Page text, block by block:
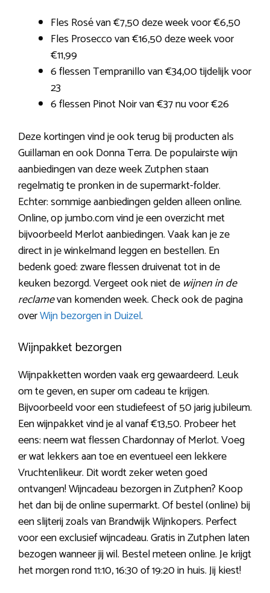
Fles Rosé van €7,50 deze week voor €6,50
Fles Prosecco van €16,50 deze week voor
€11,99
6 flessen Tempranillo van €34,00 tijdelijk voor
23
6 flessen Pinot Noir van €37 nu voor €26
Deze kortingen vind je ook terug bij producten als
Guillaman en ook Donna Terra. De populairste wijn
aanbiedingen van deze week Zutphen staan
regelmatig te pronken in de supermarkt-folder.
Echter: sommige aanbiedingen gelden alleen online.
Online, op jumbo.com vind je een overzicht met
bijvoorbeeld Merlot aanbiedingen. Vaak kan je ze
direct in je winkelmand leggen en bestellen. En
bedenk goed: zware flessen druivenat tot in de
keuken bezorgd. Vergeet ook niet de wijnen in de
reclamevan komenden week. Check ook de pagina
overWijn bezorgen in Duizel.
Wijnpakket bezorgen
Wijnpakketten worden vaak erg gewaardeerd. Leuk
om te geven, en super om cadeau te krijgen.
Bijvoorbeeld voor een studiefeest of 50 jarig jubileum.
Een wijnpakket vind je al vanaf €13,50. Probeer het
eens: neem wat flessen Chardonnay of Merlot. Voeg
er wat lekkers aan toe en eventueel een lekkere
Vruchtenlikeur. Dit wordt zeker weten goed
ontvangen! Wijncadeau bezorgen in Zutphen? Koop
het dan bij de online supermarkt. Of bestel (online) bij
een slijterij zoals van Brandwijk Wijnkopers. Perfect
voor een exclusief wijncadeau. Gratis in Zutphen laten
bezogen wanneer jij wil. Bestel meteen online. Je krijgt
het morgen rond 11:10, 16:30 of 19:20 in huis. Jij kiest!